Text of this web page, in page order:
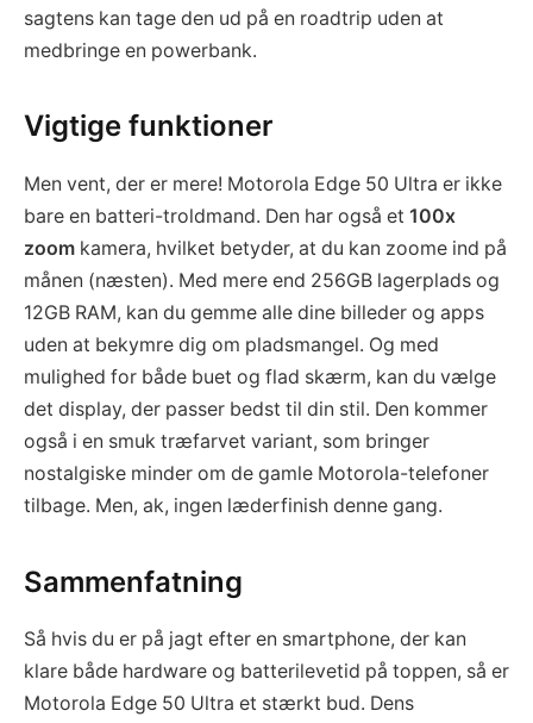
sagtens kan tage den ud på en roadtrip uden at
medbringe en powerbank.
Vigtige funktioner
Men vent, der er mere! Motorola Edge 50 Ultra er ikke
bare en batteri-troldmand. Den har også et 100x
zoom kamera, hvilket betyder, at du kan zoome ind på
månen (næsten). Med mere end 256GB lagerplads og
12GB RAM, kan du gemme alle dine billeder og apps
uden at bekymre dig om pladsmangel. Og med
mulighed for både buet og flad skærm, kan du vælge
det display, der passer bedst til din stil. Den kommer
også i en smuk træfarvet variant, som bringer
nostalgiske minder om de gamle Motorola-telefoner
tilbage. Men, ak, ingen læderfinish denne gang.
Sammenfatning
Så hvis du er på jagt efter en smartphone, der kan
klare både hardware og batterilevetid på toppen, så er
Motorola Edge 50 Ultra et stærkt bud. Dens